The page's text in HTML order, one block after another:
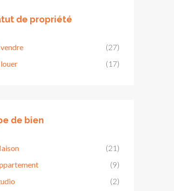
de propriété
(27)
(17)
de bien
(21)
(9)
(2)